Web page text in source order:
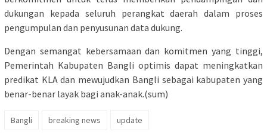
dukungan kepada seluruh perangkat daerah dalam proses
pengumpulan dan penyusunan data dukung.
Dengan semangat kebersamaan dan komitmen yang tinggi,
Pemerintah Kabupaten Bangli optimis dapat meningkatkan
predikat KLA dan mewujudkan Bangli sebagai kabupaten yang
benar-benar layak bagi anak-anak.(sum)
Bangli breaking news update